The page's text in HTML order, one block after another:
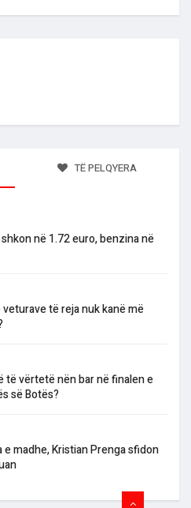
TË PELQYERA
në 1.72 euro, benzina në
të reja nuk kanë më
të vërtetë nën bar në finalen e
së Botës?
e madhe, Kristian Prenga sfidon